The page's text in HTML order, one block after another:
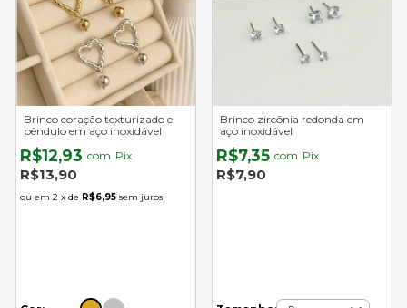
Brinco coração texturizado e
pêndulo em aço inoxidável
R$12,93 com Pix
R$13,90
2 x de R$6,95 sem juros
Brinco zircônia redonda em
aço inoxidável
R$7,35 com Pix
R$7,90